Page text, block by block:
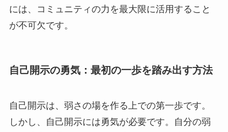
には、コミュニティの力を最大限に活用すること
が不可欠です。
自己開示の勇気：最初の一歩を踏み出す方法
自己開示は、弱さの場を作る上での第一歩です。
しかし、自己開示には勇気が必要です。自分の弱